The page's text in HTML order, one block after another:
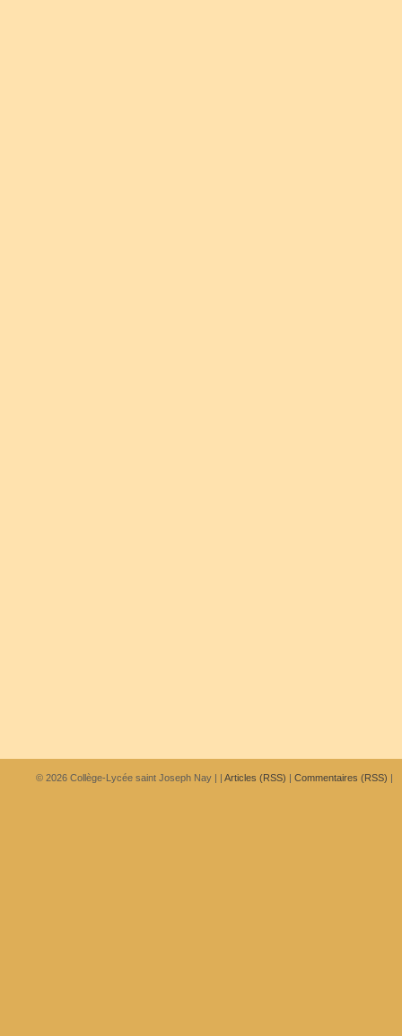
© 2026 Collège-Lycée saint Joseph Nay | | Articles (RSS) | Commentaires (RSS) |